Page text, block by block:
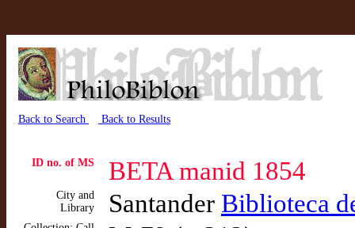
Back to Search Back to Results
ID no. of MS BETA manid 1854
City and
Library
Santander Biblioteca